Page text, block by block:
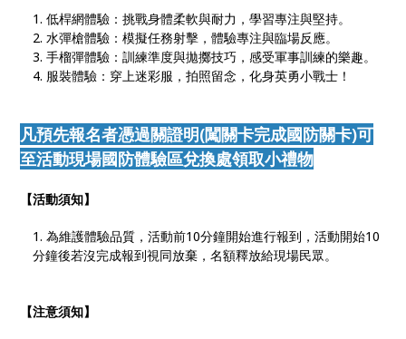
低桿網體驗：挑戰身體柔軟與耐力，學習專注與堅持。
水彈槍體驗：模擬任務射擊，體驗專注與臨場反應。
手榴彈體驗：訓練準度與拋擲技巧，感受軍事訓練的樂趣。
服裝體驗：穿上迷彩服，拍照留念，化身英勇小戰士！
凡預先報名者憑過關證明(闖關卡完成國防關卡)可
至活動現場國防體驗區兌換處領取小禮物
【活動須知】
為維護體驗品質，活動前10分鐘開始進行報到，活動開始10
分鐘後若沒完成報到視同放棄，名額釋放給現場民眾。
【注意須知】